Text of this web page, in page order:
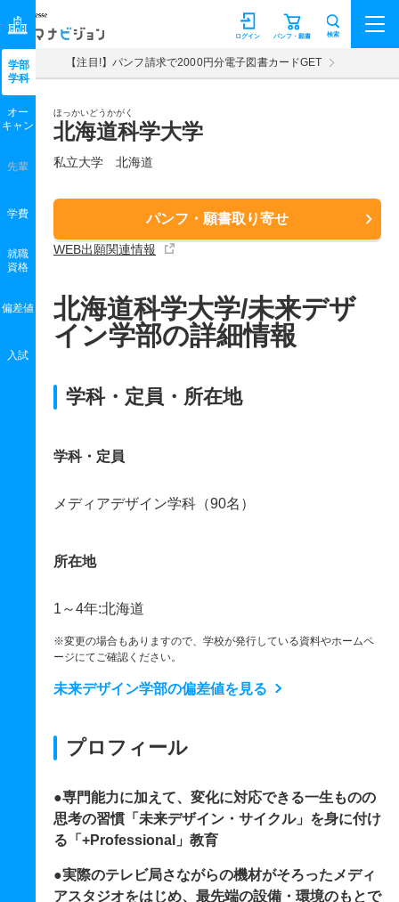
マナビジョン パンフ・願書
ログイン 検索
【注目!】パンフ請求で2000円分電子図書カードGET
ほっかいどうかがく
北海道科学大学
私立大学 北海道
パンフ・願書取り寄せ
WEB出願関連情報
学部
学科
オー
キャン
先輩
学費
就職
資格
偏差値
入試
北海道科学大学/未来デザ
イン学部の詳細情報
学科・定員・所在地
学科・定員
メディアデザイン学科（90名）
所在地
1～4年:北海道
※変更の場合もありますので、学校が発行している資料やホームペ
ージにてご確認ください。
未来デザイン学部の偏差値を見る
プロフィール
●専門能力に加えて、変化に対応できる一生ものの
思考の習慣「未来デザイン・サイクル」を身に付け
る「+Professional」教育
●実際のテレビ局さながらの機材がそろったメディ
アスタジオをはじめ、最先端の設備・環境のもとで